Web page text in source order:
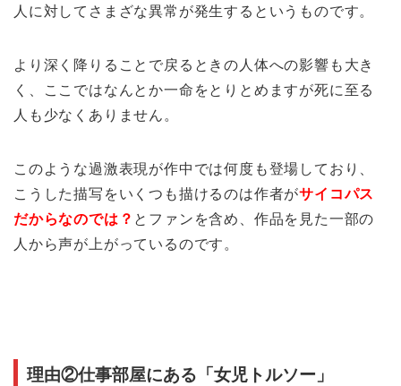
人に対してさまざな異常が発生するというものです。
より深く降りることで戻るときの人体への影響も大き
く、ここではなんとか一命をとりとめますが死に至る
人も少なくありません。
このような過激表現が作中では何度も登場しており、
こうした描写をいくつも描けるのは作者がサイコパス
だからなのでは？ とファンを含め、作品を見た一部の
人から声が上がっているのです。
理由②仕事部屋にある「女児トルソー」